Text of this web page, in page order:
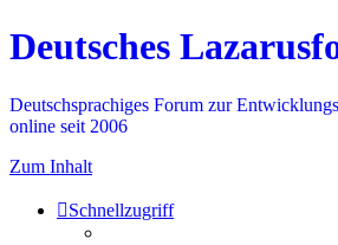
Deutsches
Deutschsprachiges Forum zur
online seit 2006
Zum Inhalt
Schnellzugriff